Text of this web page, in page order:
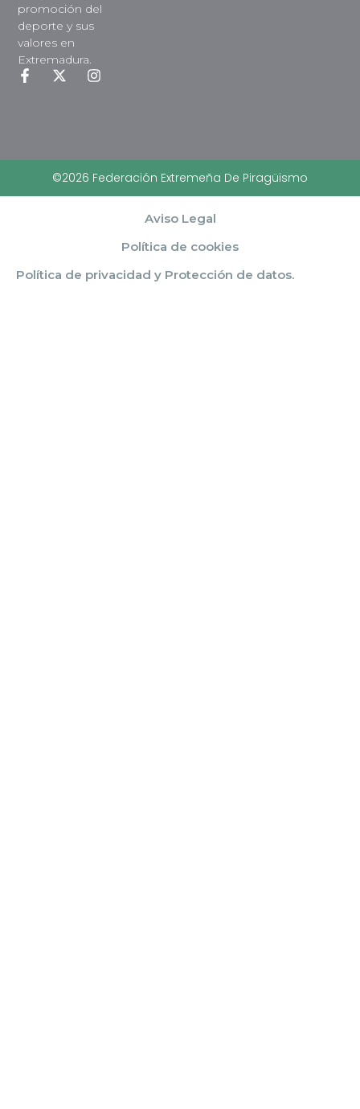
promoción del
deporte y sus
valores en
Extremadura.
©2026 Federación Extremeña De Piragüismo
Aviso Legal
Política de cookies
Política de privacidad y Protección de datos.